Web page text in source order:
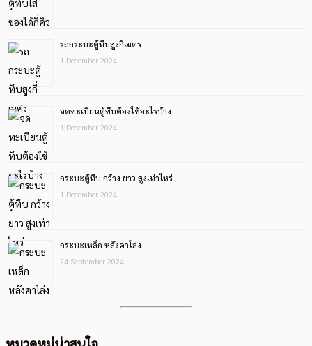
รถกระบะตู้ทึบสูงกี่เมตร
1 December 2024
จดทะเบียนตู้ทึบต้องใช้อะไรบ้าง
1 December 2024
กระบะตู้ทึบ กว้าง ยาว สูงเท่าไหร่
1 December 2024
กระบะเหล็ก หลังคาโล่ง
24 September 2024